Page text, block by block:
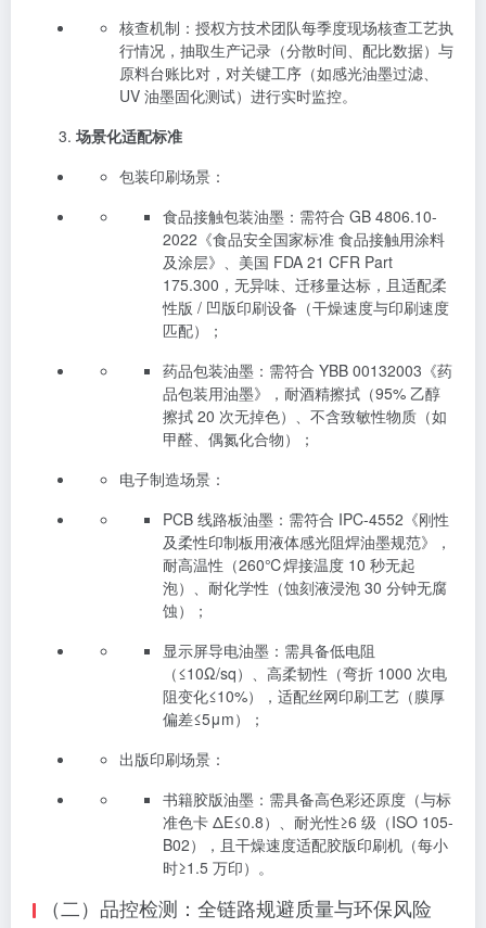
核查机制：授权方技术团队每季度现场核查工艺执
行情况，抽取生产记录（分散时间、配比数据）与
原料台账比对，对关键工序（如感光油墨过滤、
UV 油墨固化测试）进行实时监控。
场景化适配标准
包装印刷场景：
食品接触包装油墨：需符合 GB 4806.10-
2022《食品安全国家标准 食品接触用涂料
及涂层》、美国 FDA 21 CFR Part
175.300，无异味、迁移量达标，且适配柔
性版 / 凹版印刷设备（干燥速度与印刷速度
匹配）；
药品包装油墨：需符合 YBB 00132003《药
品包装用油墨》，耐酒精擦拭（95% 乙醇
擦拭 20 次无掉色）、不含致敏性物质（如
甲醛、偶氮化合物）；
电子制造场景：
PCB 线路板油墨：需符合 IPC-4552《刚性
及柔性印制板用液体感光阻焊油墨规范》，
耐高温性（260℃焊接温度 10 秒无起
泡）、耐化学性（蚀刻液浸泡 30 分钟无腐
蚀）；
显示屏导电油墨：需具备低电阻
（≤10Ω/sq）、高柔韧性（弯折 1000 次电
阻变化≤10%），适配丝网印刷工艺（膜厚
偏差≤5μm）；
出版印刷场景：
书籍胶版油墨：需具备高色彩还原度（与标
准色卡 ΔE≤0.8）、耐光性≥6 级（ISO 105-
B02），且干燥速度适配胶版印刷机（每小
时≥1.5 万印）。
（二）品控检测：全链路规避质量与环保风险